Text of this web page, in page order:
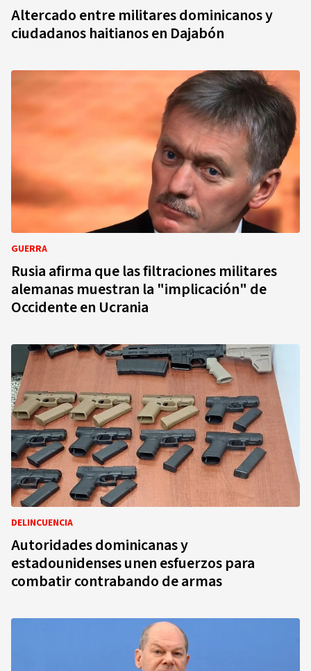
Altercado entre militares dominicanos y
ciudadanos haitianos en Dajabón
GUERRA
Rusia afirma que las filtraciones militares
alemanas muestran la "implicación" de
Occidente en Ucrania
DELINCUENCIA
Autoridades dominicanas y
estadounidenses unen esfuerzos para
combatir contrabando de armas